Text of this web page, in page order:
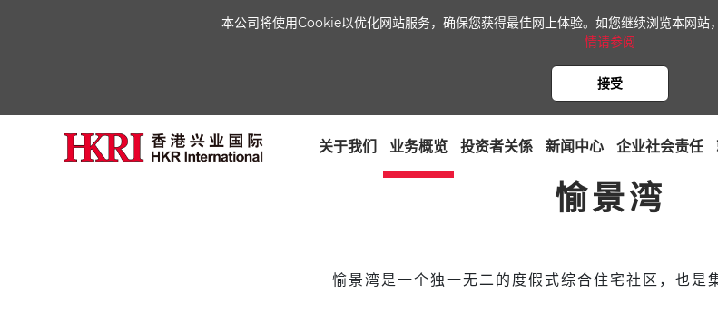
本公司将使用Cookie以优化网站服务，确保您获得最佳网上体验。如您继续浏览本网站
情请参阅
接受
关于我们 业务概览 投资者关係 新闻中心 企业社会责任
愉景湾
愉景湾是一个独一无二的度假式综合住宅社区，也是